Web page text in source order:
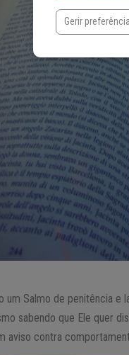
um Salmo de penitência e
sabendo que Ele quer
aviso contra
Gerir